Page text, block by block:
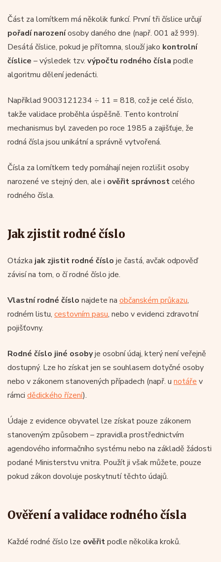
Část za lomítkem má několik funkcí. První tři číslice určují
pořadí narozeníosoby daného dne (např. 001 až 999).
Desátá číslice, pokud je přítomna, slouží jako kontrolní
číslice – výsledek tzv. výpočtu rodného čísla podle
algoritmu dělení jedenácti.
Například 9003121234 ÷ 11 = 818, což je celé číslo,
takže validace proběhla úspěšně. Tento kontrolní
mechanismus byl zaveden po roce 1985 a zajišťuje, že
rodná čísla jsou unikátní a správně vytvořená.
Čísla za lomítkem tedy pomáhají nejen rozlišit osoby
narozené ve stejný den, ale i ověřit správnostcelého
rodného čísla.
Jak zjistit rodné číslo
Otázka jak zjistit rodné číslo je častá, avčak odpověď
závisí na tom, o čí rodné číslo jde.
Vlastní rodné číslo najdete na občanském průkazu,
rodném listu, cestovním pasu, nebo v evidenci zdravotní
pojišťovny.
Rodné číslo jiné osobyje osobní údaj, který není veřejně
dostupný. Lze ho získat jen se souhlasem dotyčné osoby
nebo v zákonem stanovených případech (např. u notáře v
rámci dědického řízení).
Údaje z evidence obyvatel lze získat pouze zákonem
stanoveným způsobem – zpravidla prostřednictvím
agendového informačního systému nebo na základě žádosti
podané Ministerstvu vnitra. Použít ji však můžete, pouze
pokud zákon dovoluje poskytnutí těchto údajů.
Ověření a validace rodného čísla
Každé rodné číslo lze ověřitpodle několika kroků.